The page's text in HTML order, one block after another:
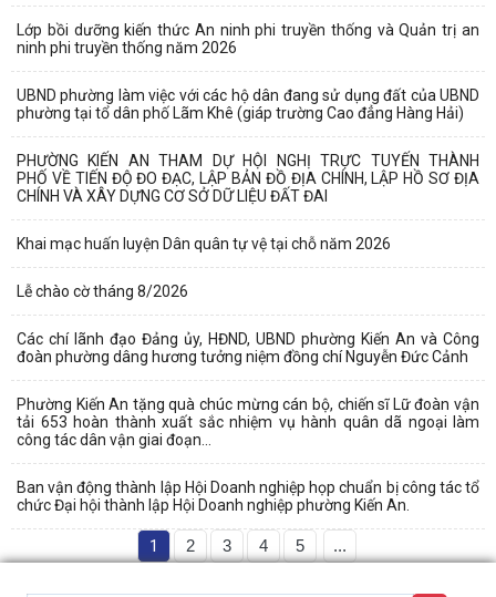
Lớp bồi dưỡng kiến thức An ninh phi truyền thống và Quản trị an
ninh phi truyền thống năm 2026
UBND phường làm việc với các hộ dân đang sử dụng đất của UBND
phường tại tổ dân phố Lãm Khê (giáp trường Cao đẳng Hàng Hải)
PHƯỜNG KIẾN AN THAM DỰ HỘI NGHỊ TRỰC TUYẾN THÀNH
PHỐ VỀ TIẾN ĐỘ ĐO ĐẠC, LẬP BẢN ĐỒ ĐỊA CHÍNH, LẬP HỒ SƠ ĐỊA
CHÍNH VÀ XÂY DỰNG CƠ SỞ DỮ LIỆU ĐẤT ĐAI
Khai mạc huấn luyện Dân quân tự vệ tại chỗ năm 2026
Lễ chào cờ tháng 8/2026
Các chí lãnh đạo Đảng ủy, HĐND, UBND phường Kiến An và Công
đoàn phường dâng hương tưởng niệm đồng chí Nguyễn Đức Cảnh
Phường Kiến An tặng quà chúc mừng cán bộ, chiến sĩ Lữ đoàn vận
tải 653 hoàn thành xuất sắc nhiệm vụ hành quân dã ngoại làm
công tác dân vận giai đoạn...
Ban vận động thành lập Hội Doanh nghiệp họp chuẩn bị công tác tổ
chức Đại hội thành lập Hội Doanh nghiệp phường Kiến An.
1 2 3 4 5 ...